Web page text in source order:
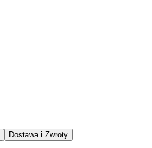
Dostawa i Zwroty